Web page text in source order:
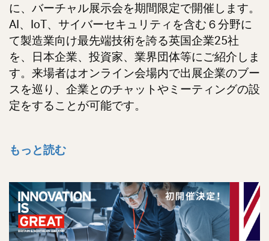
に、バーチャル展示会を期間限定で開催します。
AI、IoT、サイバーセキュリティを含む６分野に
て製造業向け最先端技術を誇る英国企業25社
を、日本企業、投資家、業界団体等にご紹介しま
す。来場者はオンライン会場内で出展企業のブー
スを巡り、企業とのチャットやミーティングの設
定をすることが可能です。
もっと読む